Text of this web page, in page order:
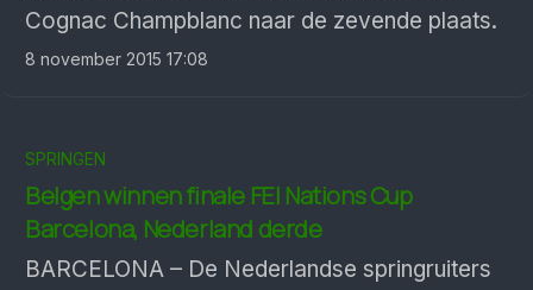
Cognac Champblanc naar de zevende plaats.
8 november 2015 17:08
SPRINGEN
Belgen winnen finale FEI Nations Cup
Barcelona, Nederland derde
BARCELONA – De Nederlandse springruiters